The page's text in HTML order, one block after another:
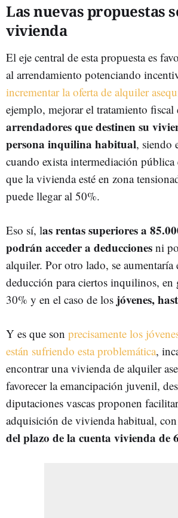
Las nuevas propuestas
vivienda
El eje central de esta propuesta es
al arrendamiento potenciando
incrementar la oferta de alquiler
ejemplo, mejorar el tratamiento fiscal
arrendadores que destinen su
persona inquilina habitual, siendo
cuando exista intermediación
que la vivienda esté en zona
puede llegar al 50%.
Eso sí, las rentas superiores a
podrán acceder a deducciones ni
alquiler. Por otro lado, se aumentaría
deducción para ciertos inquilinos, en
30% y en el caso de los jóvenes,
Y es que son precisamente los
están sufriendo esta problemática,
encontrar una vivienda de alquiler
favorecer la emancipación juvenil,
diputaciones vascas proponen
adquisición de vivienda habitual,
del plazo de la cuenta vivienda de